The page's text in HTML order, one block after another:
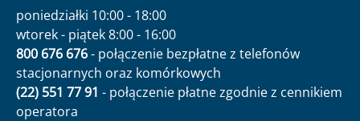
poniedziałki 10:00 - 18:00
wtorek - piątek 8:00 - 16:00
800 676 676- połączenie bezpłatne z telefonów
stacjonarnych oraz komórkowych
(22) 551 77 91 - połączenie płatne zgodnie z cennikiem
operatora